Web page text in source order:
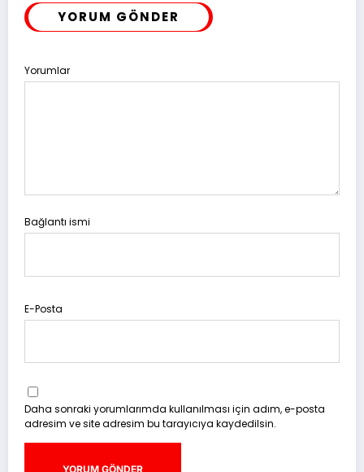
YORUM GÖNDER
Yorumlar
Bağlantı ismi
E-Posta
Daha sonraki yorumlarımda kullanılması için adım, e-posta
adresim ve site adresim bu tarayıcıya kaydedilsin.